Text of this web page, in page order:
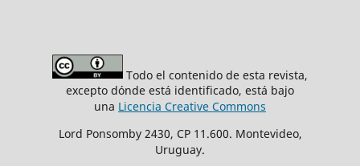
Todo el contenido de esta revista,
excepto dónde está identificado, está bajo
una Licencia Creative Commons
Lord Ponsomby 2430, CP 11.600. Montevideo,
Uruguay.